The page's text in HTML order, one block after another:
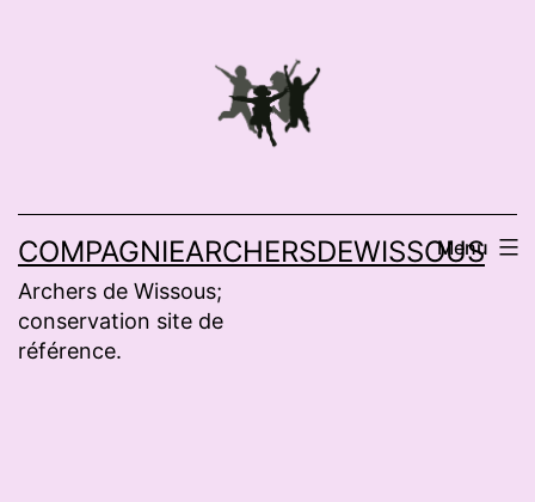
COMPAGNIEARCHERSDEWISSOUS
Archers de Wissous;
conservation site de
référence.
Menu